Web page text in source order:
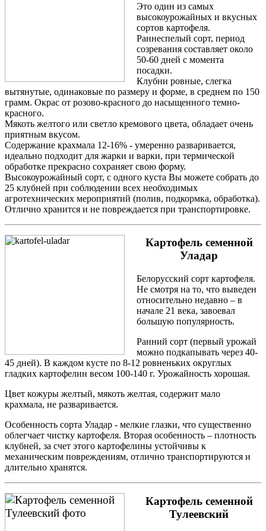
Это один из самых
высокоурожайных и вкусных
сортов картофеля.
Раннеспелый сорт, период
созревания составляет около
50-60 дней с момента
посадки.
Клубни ровные, слегка
вытянутые, одинаковые по размеру и форме, в среднем по 150
грамм. Окрас от розово-красного до насыщенного темно-
красного.
Мякоть желтого или светло кремового цвета, обладает очень
приятным вкусом.
Содержание крахмала 12-16% - умеренно разваривается,
идеально подходит для жарки и варки, при термической
обработке прекрасно сохраняет свою форму.
Высокоурожайный сорт, с одного куста Вы можете собрать до
25 клубней при соблюдении всех необходимых
агротехнических мероприятий (полив, подкормка, обработка).
Отлично хранится и не повреждается при транспортировке.
Картофель семенной
Уладар
Белорусский сорт картофеля.
Не смотря на то, что выведен
относительно недавно – в
начале 21 века, завоевал
большую популярность.
Ранний сорт (первый урожай
можно подкапывать через 40-
45 дней). В каждом кусте по 8-12 ровненьких округлых
гладких картофелин весом 100-140 г. Урожайность хорошая.
Цвет кожуры желтый, мякоть желтая, содержит мало
крахмала, не разваривается.
Особенность сорта Уладар - мелкие глазки, что существенно
облегчает чистку картофеля. Вторая особенность – плотность
клубней, за счет этого картофелины устойчивы к
механическим повреждениям, отлично транспортируются и
длительно хранятся.
Картофель семенной
Тулеевский